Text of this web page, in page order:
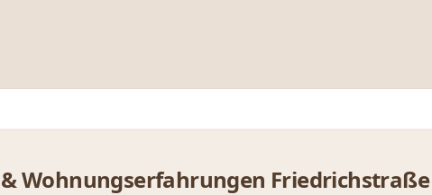
Wohnungserfahrungen Friedrichstraße